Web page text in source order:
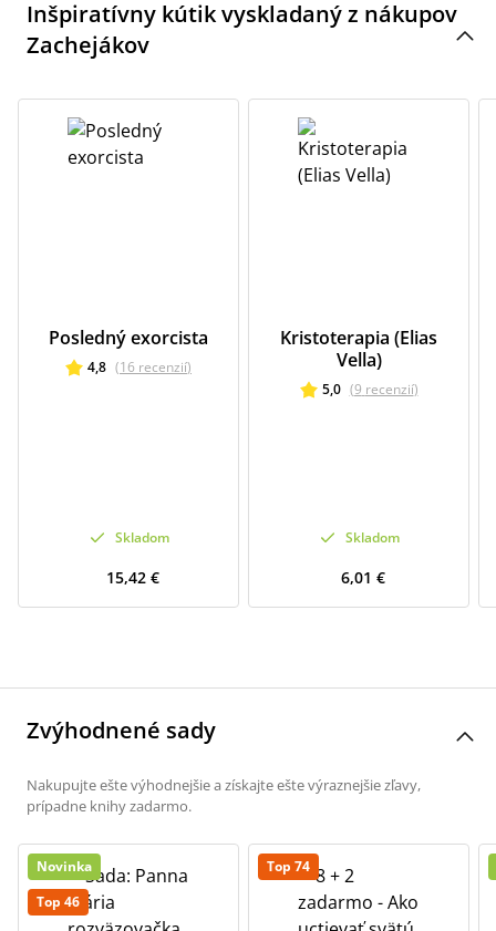
Inšpiratívny kútik vyskladaný z nákupov
Zachejákov
Posledný exorcista
4,8 (16 recenzií)
Skladom
15,42 €
Kristoterapia (Elias
Vella)
5,0 (9 recenzií)
Skladom
6,01 €
Zvýhodnené sady
Nakupujte ešte výhodnejšie a získajte ešte výraznejšie zľavy,
prípadne knihy zadarmo.
Novinka
Top 46
Top 74